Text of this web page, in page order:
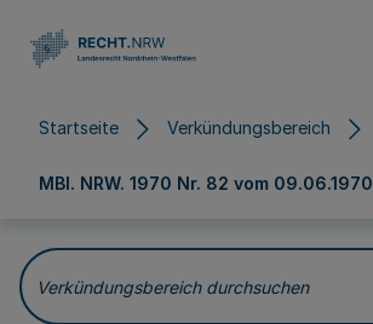
Startseite Verkündungsbereich
MBl. NRW. 1970 Nr. 82 vom 09.06.1970
Verkündungsbereich durchsuchen